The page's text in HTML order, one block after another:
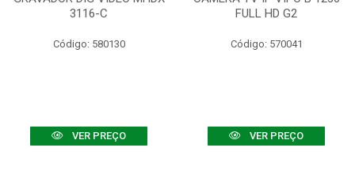
3116-C
Código: 580130
VER PREÇO
FULL HD G2
Código: 570041
VER PREÇO